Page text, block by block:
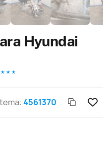
Hyundai
★ ★
4561370